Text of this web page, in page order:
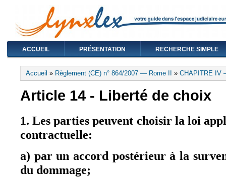
ACCUEIL PRÉSENTATION RECHERCHE SIMPLE
Vous êtes ici
Accueil » Règlement (CE) n° 864/2007 — Rome II » CHAPITRE IV
Article 14 - Liberté de choix
1. Les parties peuvent choisir la loi
contractuelle:
a) par un accord postérieur à la
du dommage;